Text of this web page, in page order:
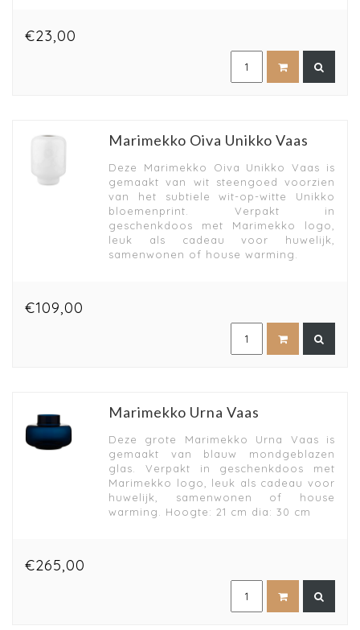
€23,00
Marimekko Oiva Unikko Vaas
Deze Marimekko Oiva Unikko Vaas is
gemaakt van wit steengoed voorzien
van het subtiele wit-op-witte Unikko
bloemenprint. Verpakt in
geschenkdoos met Marimekko logo,
leuk als cadeau voor huwelijk,
samenwonen of house warming.
€109,00
Marimekko Urna Vaas
Deze grote Marimekko Urna Vaas is
gemaakt van blauw mondgeblazen
glas. Verpakt in geschenkdoos met
Marimekko logo, leuk als cadeau voor
huwelijk, samenwonen of house
warming. Hoogte: 21 cm dia: 30 cm
€265,00